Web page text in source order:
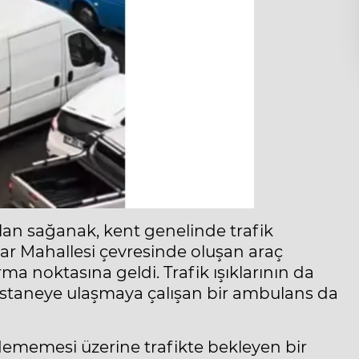
sağanak, kent genelinde trafik
Mahallesi çevresinde oluşan araç
noktasına geldi. Trafik ışıklarının da
ulaşmaya çalışan bir ambulans da
üzerine trafikte bekleyen bir